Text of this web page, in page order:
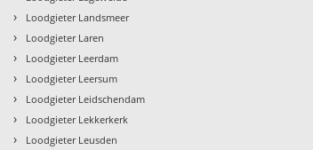
› Loodgieter Landsmeer
› Loodgieter Laren
› Loodgieter Leerdam
› Loodgieter Leersum
› Loodgieter Leidschendam
› Loodgieter Lekkerkerk
› Loodgieter Leusden